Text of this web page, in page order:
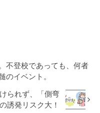
不登校であっても、何者
のイベント。
られず、「側弯
誘発リスク大！